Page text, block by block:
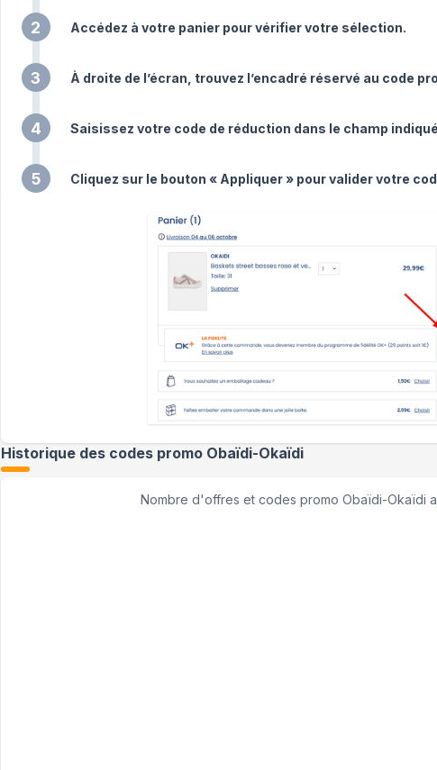
2 Accédez à votre panier pour vérifier votre sélection.
3 À droite de l’écran, trouvez l’encadré réservé au code
4 Saisissez votre code de réduction dans le champ
5 Cliquez sur le bouton « Appliquer » pour valider votre
Historique des codes promo Obaïdi-Okaïdi
Nombre d'offres et codes promo Obaïdi-Okaïdi